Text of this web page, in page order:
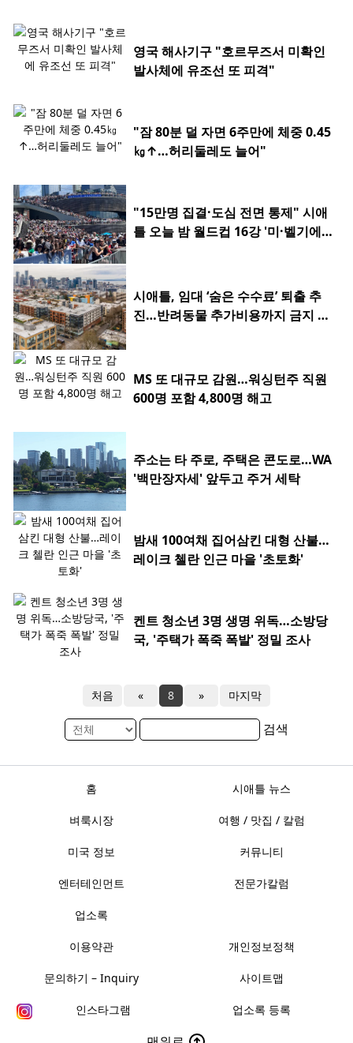
영국 해사기구 "호르무즈서 미확인
발사체에 유조선 또 피격"
"잠 80분 덜 자면 6주만에 체중 0.45
㎏↑…허리둘레도 늘어"
"15만명 집결·도심 전면 통제" 시애
틀 오늘 밤 월드컵 16강 '미·벨기에
시애틀, 임대 ‘숨은 수수료’ 퇴출 추
진…반려동물 추가비용까지 금지 검
MS 또 대규모 감원…워싱턴주 직원
600명 포함 4,800명 해고
주소는 타 주로, 주택은 콘도로…WA
'백만장자세' 앞두고 주거 세탁
밤새 100여채 집어삼킨 대형 산불…
레이크 첼란 인근 마을 '초토화'
켄트 청소년 3명 생명 위독…소방당
국, '주택가 폭죽 폭발' 정밀 조사
처음 « 8 » 마지막
검색
홈 시애틀 뉴스
벼룩시장 여행 / 맛집 / 칼럼
미국 정보 커뮤니티
엔터테인먼트 전문가칼럼
업소록
이용약관 개인정보정책
문의하기 – Inquiry 사이트맵
인스타그램 업소록 등록